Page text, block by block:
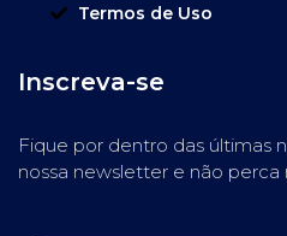
Termos de Uso
Inscreva-se
Fique por dentro das últimas
nossa newsletter e não perca